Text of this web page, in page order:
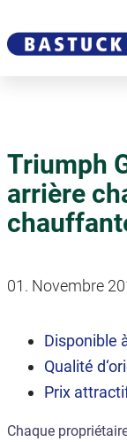
Triumph
arrière
01. Novembre
Disponible
Qualité
Prix
Chaque